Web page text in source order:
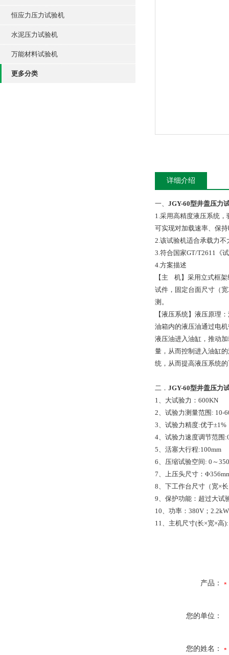
恒应力压力试验机
水泥压力试验机
万能材料试验机
更多分类
详细介绍
一、 JGY-60型井盖压力
1.采用高精度液压系统
可实现对加载速率、保
2.该试验机适合承载力
3.符合国家GT/T2611《
4.方案描述
【主 机】采用立式框
试件，固定台面尺寸（
测。
【液压系统】液压原理
油箱内的液压油通过电
液压油进入油缸，推动
量，从而控制进入油缸
统，从而提高液压系统
二． JGY-60型井盖压力
1、大试验力：600KN
2、试验力测量范围: 10-
3、试验力精度:优于±1%
4、试验力速度调节范围
5、活塞大行程:100mm
6、压缩试验空间: 0～
7、上压头尺寸：
8、下工作台尺寸（宽×
9、保护功能：超过大试
10、功率：380V；2.2kW
11、主机尺寸(长×宽×高
产品：
您的单位：
您的姓名：